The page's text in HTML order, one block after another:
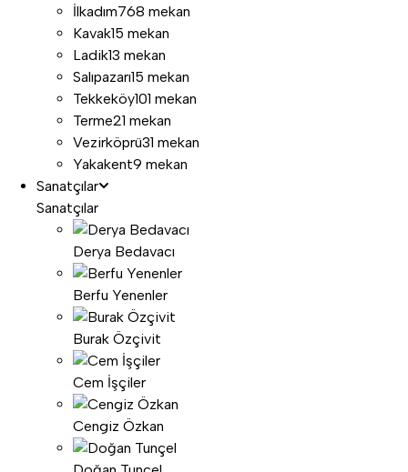
İlkadım768 mekan
Kavak15 mekan
Ladik13 mekan
Salıpazarı15 mekan
Tekkeköy101 mekan
Terme21 mekan
Vezirköprü31 mekan
Yakakent9 mekan
Sanatçılar
Sanatçılar
Derya Bedavacı
Berfu Yenenler
Burak Özçivit
Cem İşçiler
Cengiz Özkan